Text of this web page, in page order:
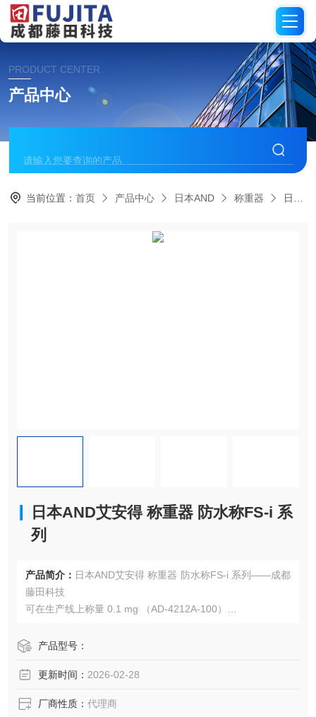
PRODUCT CENTER
产品中心
当前位置：首页 产品中心 日本AND 称重器 日本AND艾安得 称重器 防水称FS-i 系列
日本AND艾安得 称重器 防水称FS-i 系
列
产品简介： 日本AND艾安得 称重器 防水称FS-i 系列——成都
藤田科技
可在生产线上称量 0.1 mg （AD-4212A-100）
高、尺寸非常紧凑等特点，可满足制药、电子元件、光刻胶
・宽度为 80 mm 的紧凑型称重段 可以自由布局，不受空间
・包括校准砝码
产品型号：
更新时间： 2026-02-28
厂商性质： 代理商